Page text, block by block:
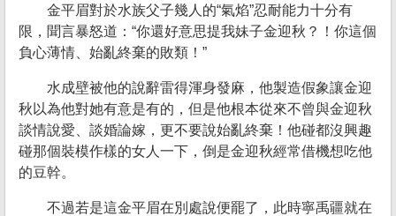
金平眉對於水族父子幾人的“氣焰”忍耐能力十分有
限，聞言暴怒道：“你還好意思提我妹子金迎秋？！你這個
負心薄情、始亂終棄的敗類！”
水成壁被他的說辭雷得渾身發麻，他製造假象讓金迎
秋以為他對她有意是有的，但是他根本從來不曾與金迎秋
談情說愛、談婚論嫁，更不要說始亂終棄！他碰都沒興趣
碰那個裝模作樣的女人一下，倒是金迎秋經常借機想吃他
的豆幹。
不過若是這金平眉在別處說便罷了，此時寧禹疆就在